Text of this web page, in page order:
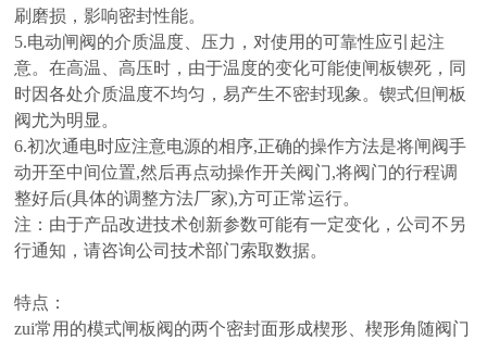
刷磨损，影响密封性能。
5.电动闸阀的介质温度、压力，对使用的可靠性应引起注
意。在高温、高压时，由于温度的变化可能使闸板锲死，同
时因各处介质温度不均匀，易产生不密封现象。锲式但闸板
阀尤为明显。
6.初次通电时应注意电源的相序,正确的操作方法是将闸阀手
动开至中间位置,然后再点动操作开关阀门,将阀门的行程调
整好后(具体的调整方法厂家),方可正常运行。
注：由于产品改进技术创新参数可能有一定变化，公司不另
行通知，请咨询公司技术部门索取数据。
特点：
zui常用的模式闸板阀的两个密封面形成楔形、楔形角随阀门